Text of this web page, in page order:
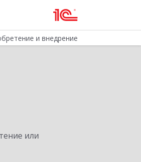
и внедрение
или